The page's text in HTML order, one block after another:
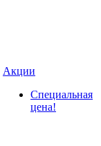
Акции
Специальная
цена!